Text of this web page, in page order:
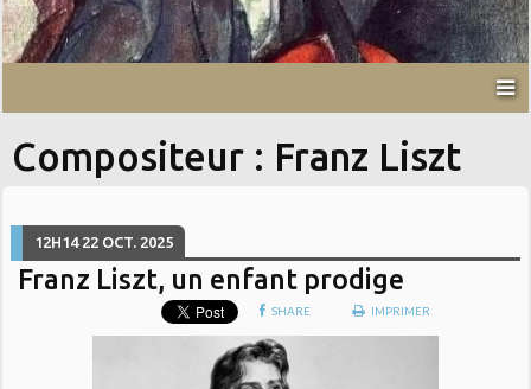
Compositeur : Franz Liszt
12H14 22 OCT. 2025
Franz Liszt, un enfant prodige
SHARE IMPRIMER